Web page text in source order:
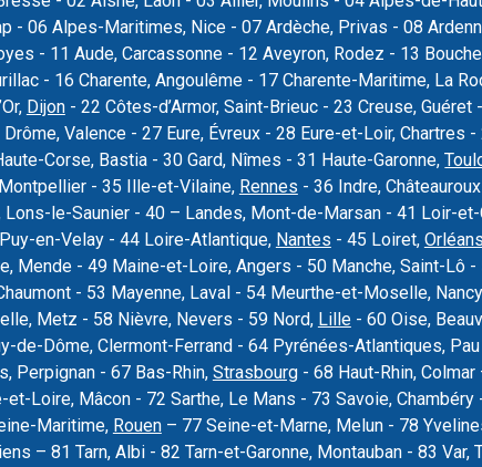
- 06 Alpes-Maritimes, Nice - 07 Ardèche, Privas - 08
- 11 Aude, Carcassonne - 12 Aveyron, Rodez - 13
- 16 Charente, Angoulême - 17 Charente-Maritime, La
Dijon- 22 Côtes-d’Armor, Saint-Brieuc - 23 Creuse, Guéret
Valence - 27 Eure, Évreux - 28 Eure-et-Loir, Chartres -
Corse, Bastia - 30 Gard, Nîmes - 31 Haute-Garonne,
- 35 Ille-et-Vilaine, Rennes - 36 Indre,
le-Saunier - 40 – Landes, Mont-de-Marsan - 41 Loir-et-
en-Velay - 44 Loire-Atlantique, Nantes - 45 Loiret, Orléans
Mende - 49 Maine-et-Loire, Angers - 50 Manche, Saint-Lô -
- 53 Mayenne, Laval - 54 Meurthe-et-Moselle,
Metz - 58 Nièvre, Nevers - 59 Nord, Lille- 60 Oise,
de-Dôme, Clermont-Ferrand - 64 Pyrénées-Atlantiques,
Perpignan - 67 Bas-Rhin, Strasbourg- 68 Haut-Rhin, Colmar
Loire, Mâcon - 72 Sarthe, Le Mans - 73 Savoie, Chambéry
Maritime, Rouen– 77 Seine-et-Marne, Melun - 78
– 81 Tarn, Albi - 82 Tarn-et-Garonne, Montauban - 83 Var,